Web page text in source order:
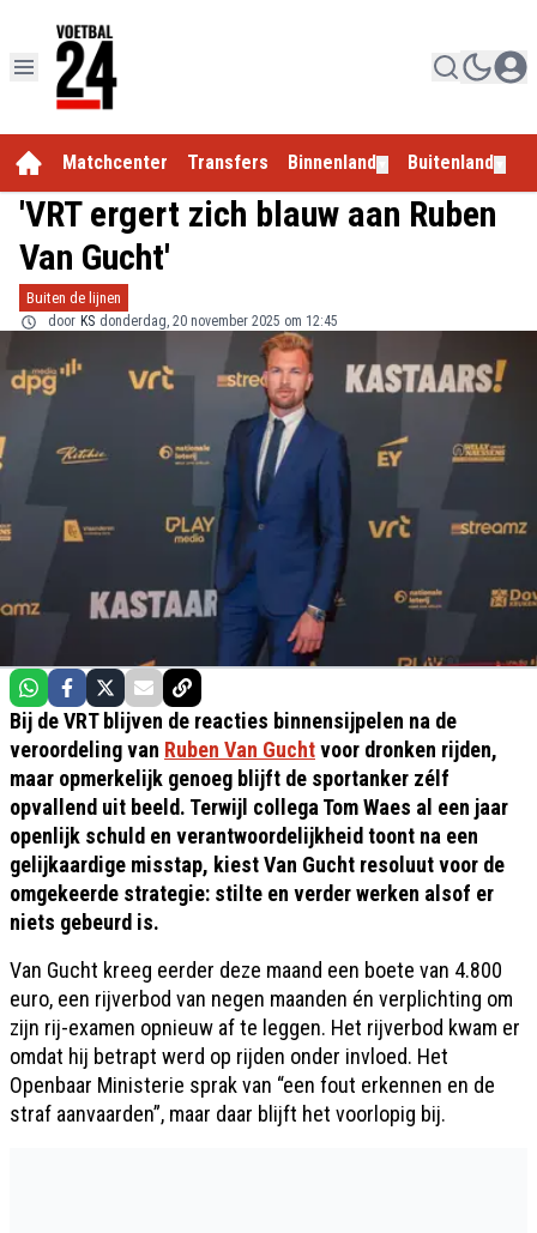
Matchcenter Transfers Binnenland Buitenland
'VRT ergert zich blauw aan Ruben
Van Gucht'
Buiten de lijnen
door KS donderdag, 20 november 2025 om 12:45
Bij de VRT blijven de reacties binnensijpelen na de
veroordeling van Ruben Van Guchtvoor dronken rijden,
maar opmerkelijk genoeg blijft de sportanker zélf
opvallend uit beeld. Terwijl collega Tom Waes al een jaar
openlijk schuld en verantwoordelijkheid toont na een
gelijkaardige misstap, kiest Van Gucht resoluut voor de
omgekeerde strategie: stilte en verder werken alsof er
niets gebeurd is.
Van Gucht kreeg eerder deze maand een boete van 4.800
euro, een rijverbod van negen maanden én verplichting om
zijn rij-examen opnieuw af te leggen. Het rijverbod kwam er
omdat hij betrapt werd op rijden onder invloed. Het
Openbaar Ministerie sprak van “een fout erkennen en de
straf aanvaarden”, maar daar blijft het voorlopig bij.